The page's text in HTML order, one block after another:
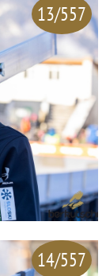
13/557
14/557